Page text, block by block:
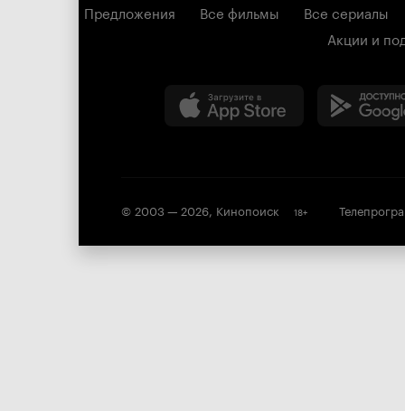
Предложения
Все фильмы
Все сериалы
Акции и
© 2003 — 2026, Кинопоиск 18+